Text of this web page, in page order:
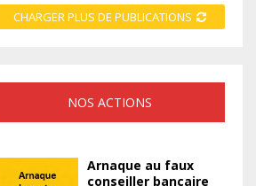
CHARGER PLUS DE PUBLICATIONS
NOS ACTIONS
Arnaque au faux
conseiller bancaire